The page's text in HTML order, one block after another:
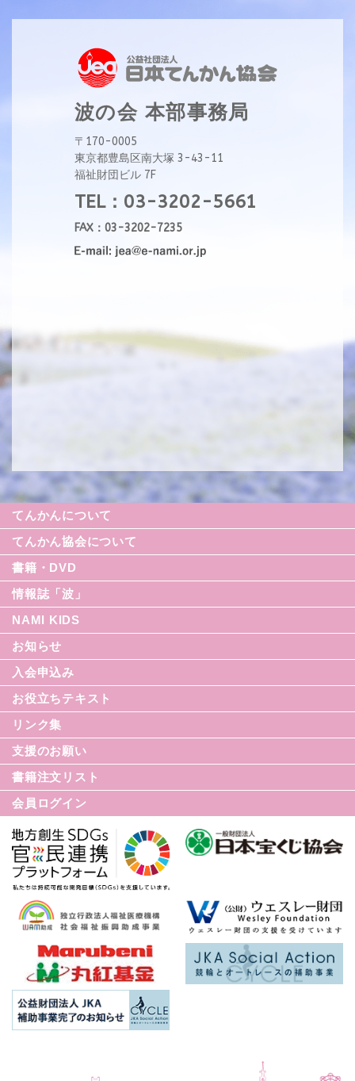
波の会 本部事務局
〒170-0005
東京都豊島区南大塚 3-43-11
福祉財団ビル 7F
TEL：03-3202-5661
FAX：03-3202-7235
てんかんについて
てんかん協会について
てんかん月間
てんかん基礎講座
世界てんかんの日
書籍・DVD
シリーズ援助の実際
てんかん入門シリーズ
なみセレクション
てんかんのDVD
情報誌「波」
NAMI KIDS
お知らせ
入会申込み
お役立ちテキスト
リンク集
支援のお願い
書籍注文リスト
会員ログイン